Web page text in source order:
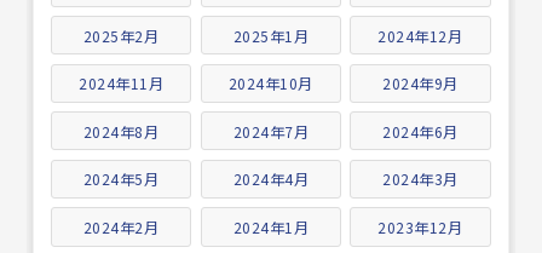
2025年2月 2025年1月 2024年12月
2024年11月 2024年10月 2024年9月
2024年8月 2024年7月 2024年6月
2024年5月 2024年4月 2024年3月
2024年2月 2024年1月 2023年12月